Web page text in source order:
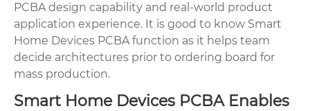
PCBA design capability and real-world product
application experience. It is good to know Smart
Home Devices PCBA function as it helps team
decide architectures prior to ordering board for
mass production.
Smart Home Devices PCBA Enables